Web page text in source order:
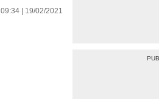
09:34 | 19/02/2021